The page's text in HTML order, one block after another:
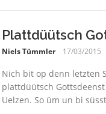
Plattdüütsch
Niels Tümmler 17/03/2015
Nich bit op denn letzten
plattdüütsch
Uelzen. So üm un bi